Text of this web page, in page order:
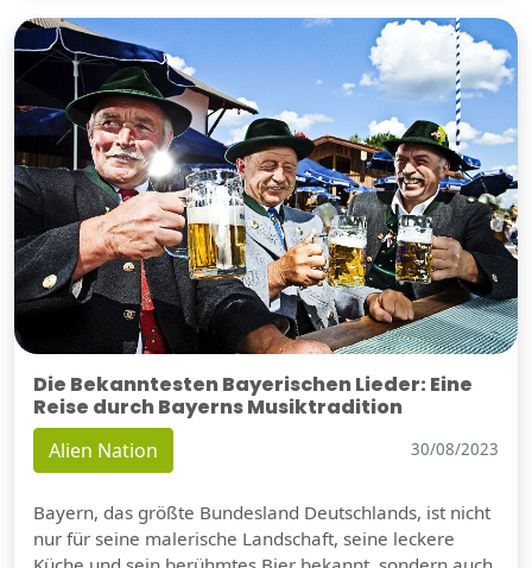
Die Bekanntesten Bayerischen Lieder: Eine
Reise durch Bayerns Musiktradition
Alien Nation 30/08/2023
Bayern, das größte Bundesland Deutschlands, ist nicht
nur für seine malerische Landschaft, seine leckere